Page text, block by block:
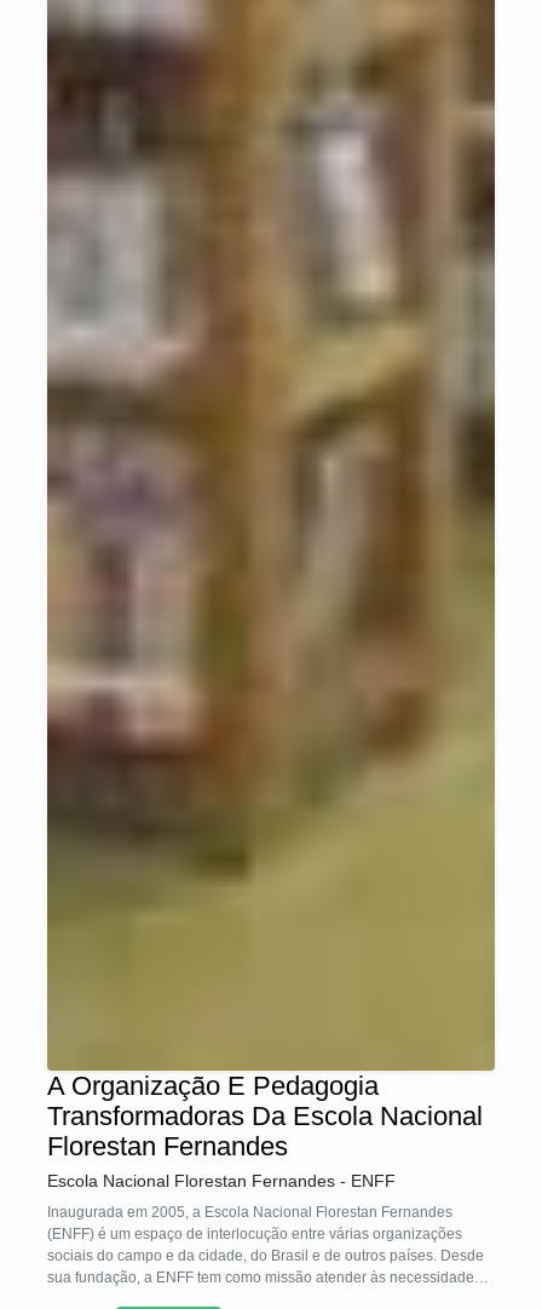
A Organização E Pedagogia
Transformadoras Da Escola Nacional
Florestan Fernandes
Escola Nacional Florestan Fernandes - ENFF
Inaugurada em 2005, a Escola Nacional Florestan Fernandes
(ENFF) é um espaço de interlocução entre várias organizações
sociais do campo e da cidade, do Brasil e de outros países. Desde
sua fundação, a ENFF tem como missão atender às necessidades